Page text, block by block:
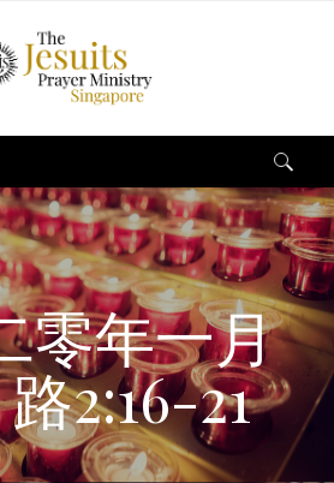
零年一月
2:16-21